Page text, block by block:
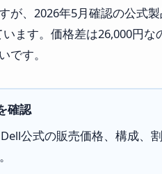
が、2026年5月確認の公式
ます。価格差は26,000円
です。
確認
公式の販売価格、構成、